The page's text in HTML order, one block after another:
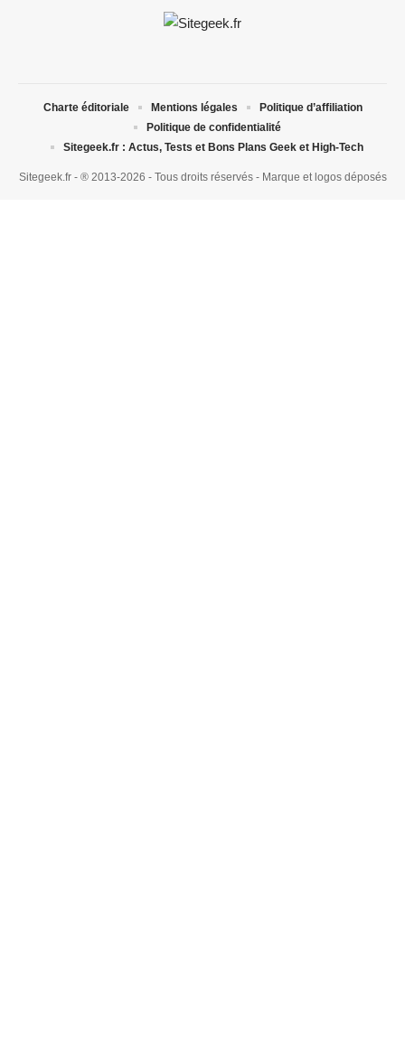
Sitegeek.fr - ® 2013-2026 - Tous droits réservés - Marque et logos déposés
Charte éditoriale Mentions légales
Politique d’affiliation
Politique de confidentialité
Sitegeek.fr : Actus, Tests et Bons Plans Geek et High-Tech